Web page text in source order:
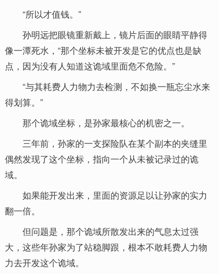
“所以才值钱。”
孙明远把眼镜重新戴上，镜片后面的眼睛平静得
像一潭死水，“那个坐标未被开发是它的优点也是缺
点，因为没有人知道这诡域里面危不危险。”
“与其耗费人力物力去检测，不如换一瓶忘尘水来
得划算。”
那个诡域坐标，是孙家最核心的机密之一。
三年前，孙家的一支探险队在某个副本的夹缝里
偶然发现了这个坐标，指向一个从未被记录过的诡
域。
如果能开发出来，里面的资源足以让孙家的实力
翻一倍。
但问题是，那个诡域所散发出来的气息太过强
大，这些年孙家为了站稳脚跟，根本不敢耗费人力物
力去开发这个诡域。